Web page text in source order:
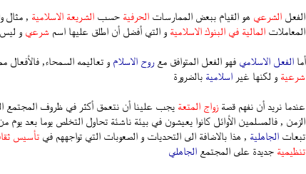
الفعل الشرعي هو القيام ببعض الممارسات الحرفية حسب الشريعة الاسلامية , مثال
المعاملات المالية في البنوك الاسلامية و التي أفضل أن اطلق عليها اسم شرعي و ليس
أما الفعل الاسلامي فهو الفعل المتوافق مع روح الاسلام و تعاليمه السمحاء, فالأفعال
شرعية و لكنها غير اسلامية بالضرورة
عندما نريد أن نفهم قصةزواج المتعة يجب علينا أن نتعمق أكثر في ظروف المجتمع
الزمن , فالمسلمين الأوائل كانوا يعيشون في بيئة ناشئة تحاول التخلص يوما بعد يوم
تبعات الجاهلية , هذا بالاضافة الى التحديات و الصعوبات التي تواجههم في تأسيس
تنظيمية جديدة على المجتمع الجاهلي